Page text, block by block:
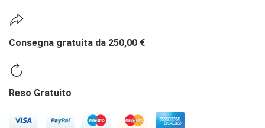
Consegna gratuita da 250,00 €
Reso Gratuito